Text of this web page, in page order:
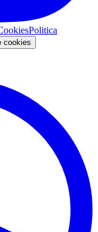
Politica
cookies